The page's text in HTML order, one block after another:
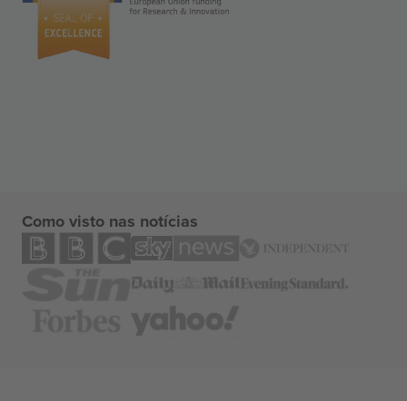
Como visto nas notícias